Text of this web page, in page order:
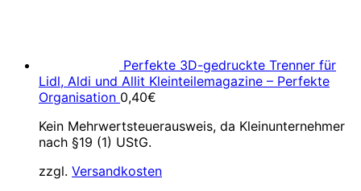
Perfekte 3D-gedruckte Trenner für
Lidl, Aldi und Allit Kleinteilemagazine – Perfekte
Organisation 0,40€
Kein Mehrwertsteuerausweis, da Kleinunternehmer
nach §19 (1) UStG.
zzgl. Versandkosten